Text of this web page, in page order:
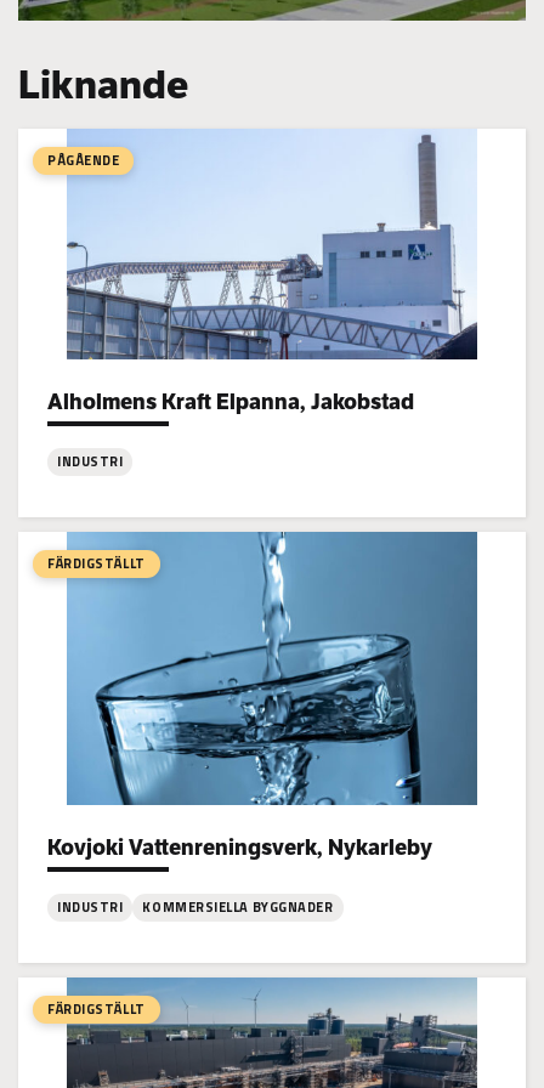
Liknande
PÅGÅENDE
Alholmens Kraft Elpanna, Jakobstad
Project types:
INDUSTRI
Alholmens
Kraft
Elpanna,
FÄRDIGSTÄLLT
Kovjoki Vattenreningsverk, Nykarleby
Project types:
INDUSTRI KOMMERSIELLA BYGGNADER
Kovjoki
Vattenreningsverk,
Nykarleby
FÄRDIGSTÄLLT